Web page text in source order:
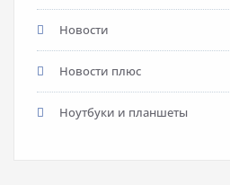
Новости
Новости плюс
Ноутбуки и планшеты